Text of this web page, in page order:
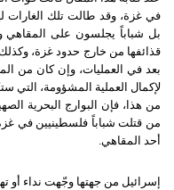
في غزة، وقد طالت تلك الغارات
بل شباباً يجلسون على المقاهي
قذائفها من خارج حدود غزة،
بعد في العمليات، وإن كان من
لإكمال العملية المشؤومة، التي
من هذا، فإن البوارج البحرية
من قتلت شباباً فلسطينيين في
أحد المقاهي.
إسرائيل من جهتها وجّهت نداء أو